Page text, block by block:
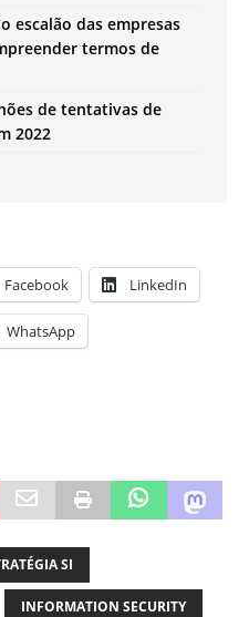
escalão das empresas
termos de
de tentativas de
2022
Facebook LinkedIn
WhatsApp
SI
INFORMATION SECURITY